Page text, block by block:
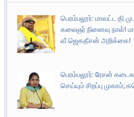
பெரம்பலூர்: மாவட்ட
கலைஞர் நினைவு நாள்!
வீ.ஜெகதீசன் அறிக்கை!
பெரம்பலூர்: ரேசன்
செய்யும் சிறப்பு